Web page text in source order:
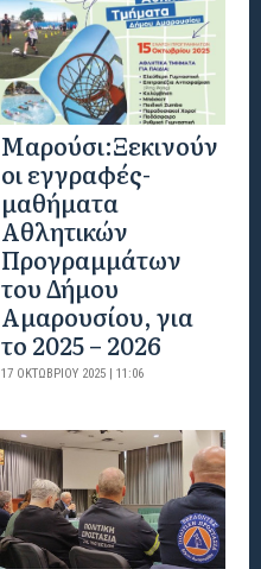
Μαρούσι:Ξεκινούν
οι εγγραφές-
μαθήματα
Αθλητικών
Προγραμμάτων
του Δήμου
Αμαρουσίου, για
το 2025 – 2026
17 ΟΚΤΩΒΡΊΟΥ 2025 | 11:06